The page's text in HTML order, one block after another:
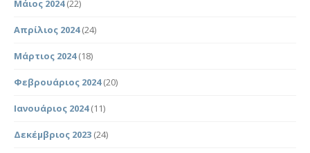
Μάιος 2024(22)
Απρίλιος 2024(24)
Μάρτιος 2024(18)
Φεβρουάριος 2024(20)
Ιανουάριος 2024(11)
Δεκέμβριος 2023 (24)